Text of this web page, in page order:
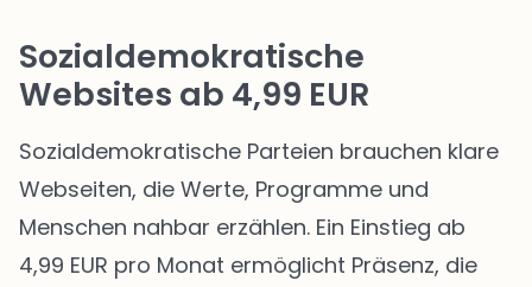
Sozialdemokratische
Websites ab 4,99 EUR
Sozialdemokratische Parteien brauchen klare
Webseiten, die Werte, Programme und
Menschen nahbar erzählen. Ein Einstieg ab
4,99 EUR pro Monat ermöglicht Präsenz, die